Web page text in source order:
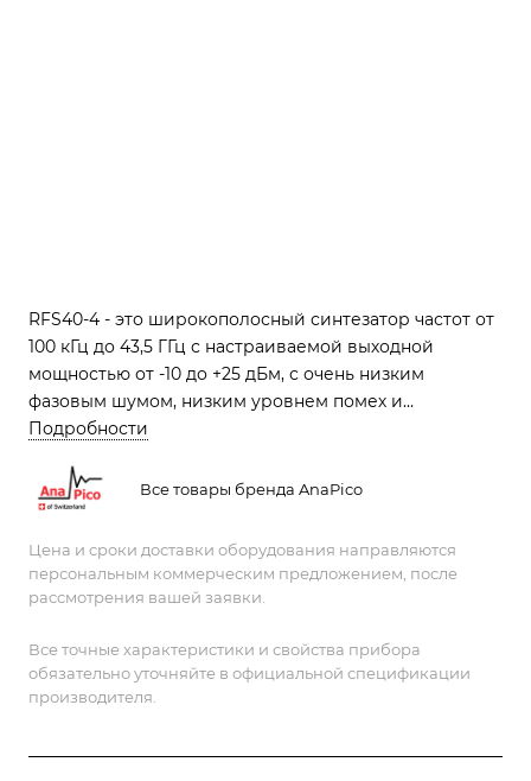
RFS40-4 - это широкополосный синтезатор частот от
100 кГц до 43,5 ГГц с настраиваемой выходной
мощностью от -10 до +25 дБм, с очень низким
фазовым шумом, низким уровнем помех и
сверхбыстрой скоростью переключения. <br>
Подробности
Все товары бренда AnaPico
Цена и сроки доставки оборудования направляются
персональным коммерческим предложением, после
рассмотрения вашей заявки.
Все точные характеристики и свойства прибора
обязательно уточняйте в официальной спецификации
производителя.